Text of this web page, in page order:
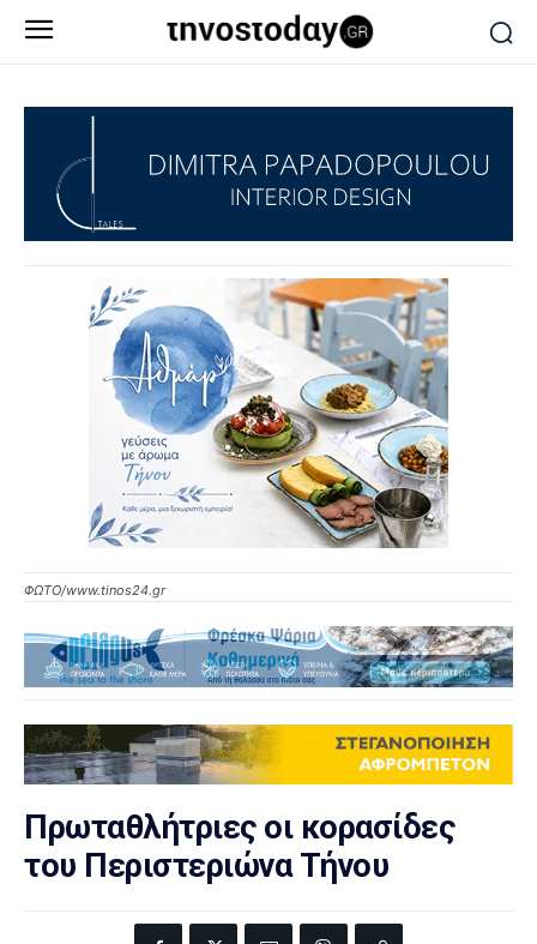
ΦΩΤΟ/www.tinos24.gr
Πρωταθλήτριες οι κορασίδες
του Περιστεριώνα Τήνου